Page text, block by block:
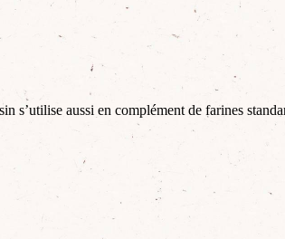
s’utilise aussi en complément de farines